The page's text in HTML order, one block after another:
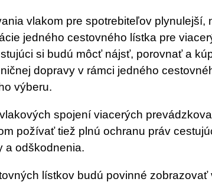
vlakom pre spotrebiteľov plynulejší,
jedného cestovného lístka pre
si budú môcť nájsť, porovnať a
dopravy v rámci jedného
výberu.
spojení viacerých
požívať tiež plnú ochranu práv
a odškodnenia.
lístkov budú povinné